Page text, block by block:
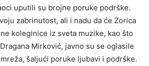
uputili su brojne poruke podrške.
zabrinutost, ali i nadu da će Zorica
koleginice iz sveta muzike, kao što
Mirković, javno su se oglasile
šaljući poruke ljubavi i podrške.